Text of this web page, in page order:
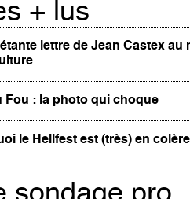
+ lus
lettre de Jean Castex au
Fou : la photo qui choque
le Hellfest est (très) en colère